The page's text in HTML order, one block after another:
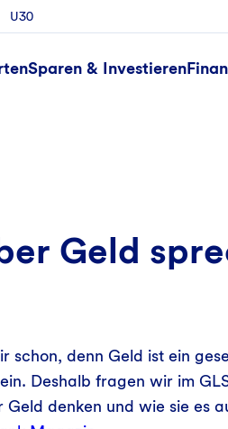
U30
Sparen & Investieren
Geld
schon, denn Geld ist ein
Deshalb fragen wir im
denken und wie sie es